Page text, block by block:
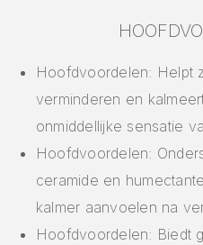
Hoofdvoordelen: Helpt
verminderen en
onmiddellijke sensatie
Hoofdvoordelen:
ceramide en
kalmer aanvoelen na
Hoofdvoordelen: Biedt